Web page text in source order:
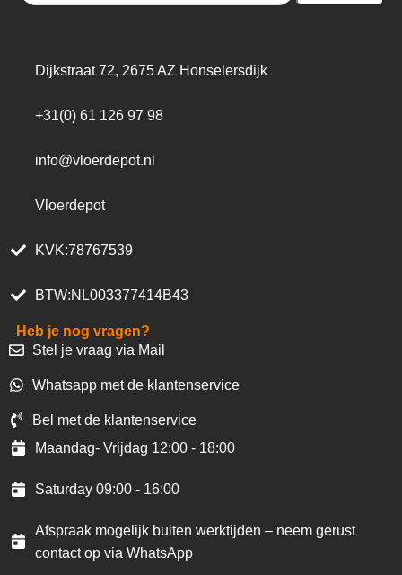
Dijkstraat 72, 2675 AZ Honselersdijk
+31(0) 61 126 97 98
info@vloerdepot.nl
Vloerdepot
KVK:78767539
BTW:NL003377414B43
Heb je nog vragen?
Stel je vraag via Mail
Whatsapp met de klantenservice
Bel met de klantenservice
Maandag- Vrijdag 12:00 - 18:00
Saturday 09:00 - 16:00
Afspraak mogelijk buiten werktijden – neem gerust
contact op via WhatsApp